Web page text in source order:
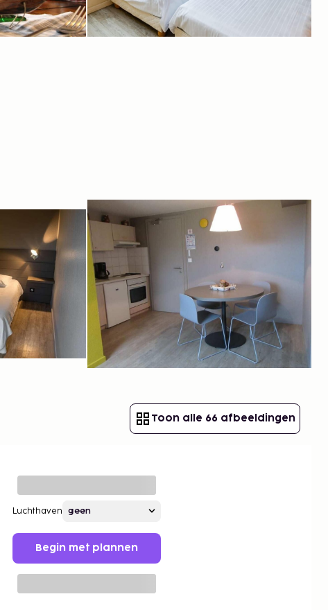
Toon alle 66 afbeeldingen
Luchthaven
Begin met plannen